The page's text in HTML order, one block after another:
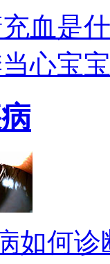
血是
心宝
如何诊